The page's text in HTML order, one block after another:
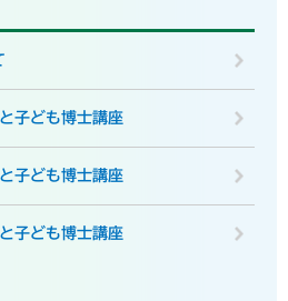
子ども博士講座
子ども博士講座
子ども博士講座